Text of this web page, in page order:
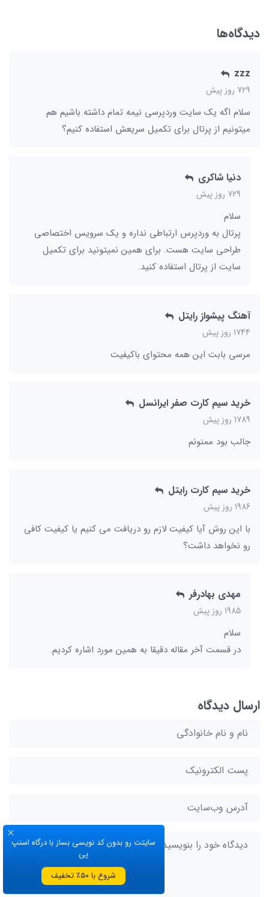
دیدگاه‌ها
zzz
729 روز پیش
سلام اگه یک سایت وردپرسی نیمه تمام داشته باشیم هم
میتونیم از پرتال برای تکمیل سریعش استفاده کنیم؟
دنیا شاکری
729 روز پیش
سلام
پرتال به وردپرس ارتباطی نداره و یک سرویس اختصاصی
طراحی سایت هست. برای همین نمیتونید برای تکمیل
سایت از پرتال استفاده کنید.
آهنگ پیشواز رایتل
1744 روز پیش
مرسی بابت این همه محتوای باکیفیت
خرید سیم کارت صفر ایرانسل
1789 روز پیش
جالب بود ممنونم
خرید سیم کارت رایتل
1986 روز پیش
با این روش آیا کیفیت لازم رو دریافت می کنیم یا کیفیت کافی
رو نخواهد داشت؟
مهدی بهادرفر
1985 روز پیش
سلام
در قسمت آخر مقاله دقیقا به همین مورد اشاره کردیم.
ارسال دیدگاه
سایتت رو بدون کد نویسی بساز با درگاه اسنپ
پی
شروع با ۵۰٪ تخفیف